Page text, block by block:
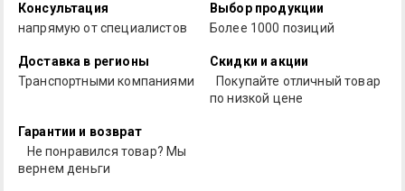
Консультация
напрямую от специалистов
Выбор продукции
Более 1000 позиций
Доставка в регионы
Транспортными компаниями
Скидки и акции
Покупайте отличный товар
по низкой цене
Гарантии и возврат
Не понравился товар? Мы
вернем деньги